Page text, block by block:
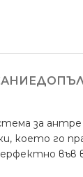
за антре
което
във